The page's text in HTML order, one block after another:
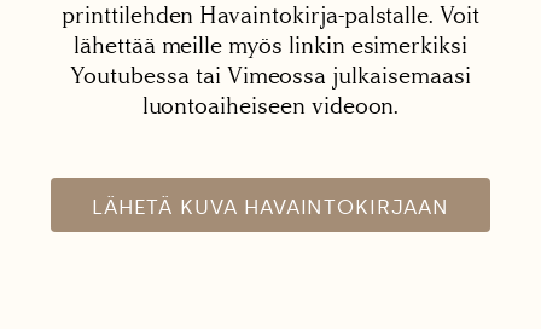
printtilehden Havaintokirja-palstalle. Voit
lähettää meille myös linkin esimerkiksi
Youtubessa tai Vimeossa julkaisemaasi
luontoaiheiseen videoon.
LÄHETÄ KUVA HAVAINTOKIRJAAN